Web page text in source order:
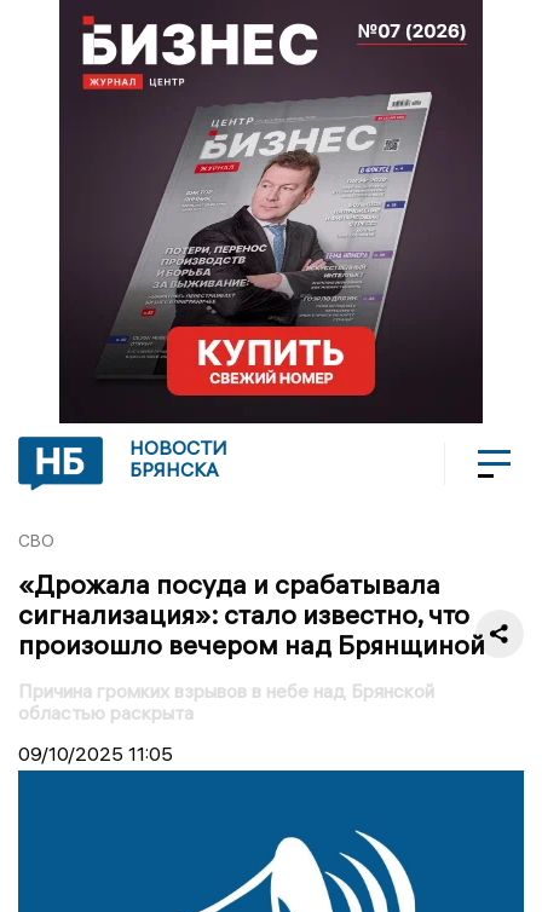
НОВОСТИ
БРЯНСКА
СВО
«Дрожала посуда и срабатывала
сигнализация»: стало известно, что
произошло вечером над Брянщиной
Причина громких взрывов в небе над Брянской
областью раскрыта
09/10/2025 11:05